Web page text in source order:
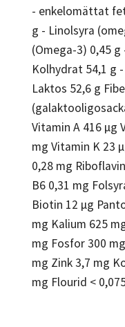
- enkelomättat
g - Linolsyra
(Omega-3) 0,45
Kolhydrat 54,1 g
Laktos 52,6 g
Vitamin A 416 µg
mg Vitamin K 23
0,28 mg
B6 0,31 mg
Biotin 12 µg
mg Kalium 625
mg Fosfor 300
mg Zink 3,7 mg
mg Flourid <